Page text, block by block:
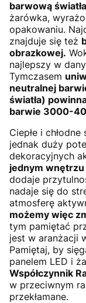
barwową światła
żarówka,
opakowaniu.
znajduje się też
obrazkowej.
najlepszy w
Tymczasem
neutralnej
światła)
barwie 3000-
Ciepłe i
jednak duży
dekoracyjnych
jednym wnętrzu
dodaje
nadaje się do
atmosferę
możemy więc
tym pamiętać
jest w aranżacji
Pamiętaj, by
panelem LED i
Współczynnik
w przeciwnym
przekłamane.